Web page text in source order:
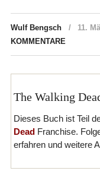
Wulf Bengsch 11.
KOMMENTARE
The Walking
Dieses Buch ist Teil
DeadFranchise.
erfahren und weitere